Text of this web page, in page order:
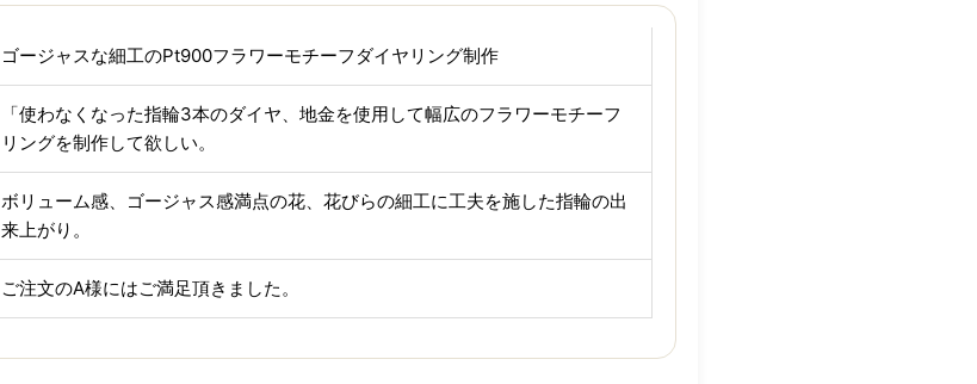
ゴージャスな細工のPt900フラワーモチーフダイヤリング制作
「使わなくなった指輪3本のダイヤ、地金を使用して幅広のフラワーモチーフ
リングを制作して欲しい。
ボリューム感、ゴージャス感満点の花、花びらの細工に工夫を施した指輪の出
来上がり。
ご注文のA様にはご満足頂きました。